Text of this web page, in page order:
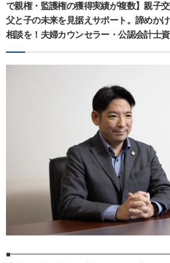
で親権・監護権の獲得実績が複数】親子交
父と子の未来を見据えサポート。諦めか
相談を！夫婦カウンセラー・公認会計士